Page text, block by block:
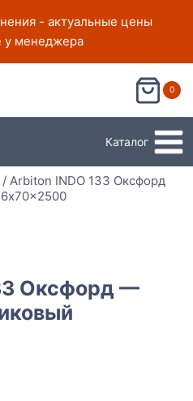
- актуальные цены
у менеджера
0
Каталог
/ Arbiton INDO 133 Оксфорд
Оксфорд —